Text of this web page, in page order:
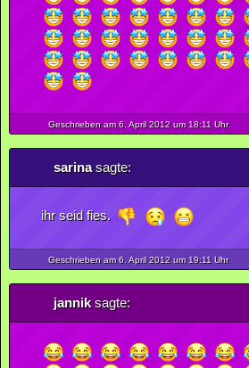
Geschrieben am 6. April2012um 18:11 Uhr
sarinasagte:
ihr seid fies.
Geschrieben am 6. April2012um 19:11 Uhr
janniksagte: